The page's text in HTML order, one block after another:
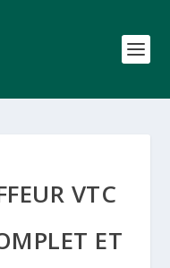
VTC
ET